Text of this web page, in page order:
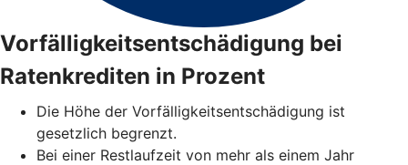
Vorfälligkeitsentschädigung bei
Ratenkrediten in Prozent
Die Höhe der Vorfälligkeitsentschädigung ist
gesetzlich begrenzt.
Bei einer Restlaufzeit von mehr als einem Jahr